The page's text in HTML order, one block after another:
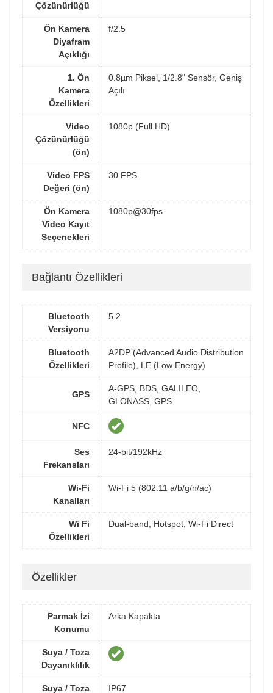
Çözünürlüğü
Ön Kamera
Diyafram
Açıklığı
f/2.5
1. Ön
Kamera
Özellikleri
0.8µm Piksel, 1/2.8" Sensör, Geniş
Açılı
Video
Çözünürlüğü
(ön)
1080p (Full HD)
Video FPS
Değeri (ön)
30 FPS
Ön Kamera
Video Kayıt
Seçenekleri
1080p@30fps
Bağlantı Özellikleri
Bluetooth
Versiyonu
5.2
Bluetooth
Özellikleri
A2DP (Advanced Audio Distribution
Profile), LE (Low Energy)
GPS
A-GPS, BDS, GALILEO,
GLONASS, GPS
NFC
Ses
Frekansları
24-bit/192kHz
Wi-Fi
Kanalları
Wi-Fi 5 (802.11 a/b/g/n/ac)
Wi Fi
Özellikleri
Dual-band, Hotspot, Wi-Fi Direct
Özellikler
Parmak İzi
Konumu
Arka Kapakta
Suya / Toza
Dayanıklılık
Suya / Toza IP67